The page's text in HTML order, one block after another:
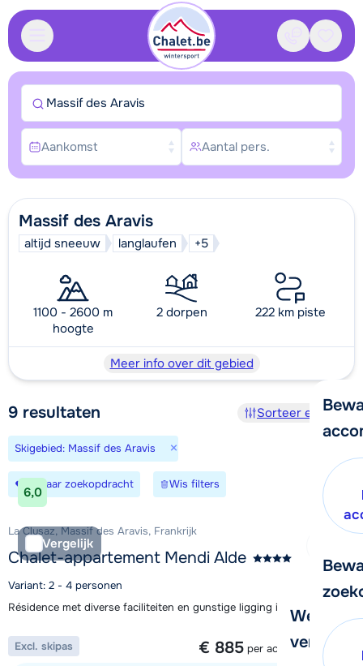
Contact
We
verder!
Massif des Aravis
altijd sneeuw langlaufen +5
1100 - 2600 m
hoogte
2 dorpen 222 km piste
Meer info over dit gebied
9 resultaten Sorteer en filter
Skigebied: Massif des Aravis ×
Bewaar zoekopdracht Wis filters
6,0
Vergelijk
La Clusaz, Massif des Aravis, Frankrijk
Chalet-appartement Mendi Alde
Variant: 2 - 4 personen
Résidence met diverse faciliteiten en gunstige ligging in La Clusaz
1 week vanaf
€ 885 per accommodatie
Excl. skipas
Massif des Aravis
Aankomst Aantal pers.